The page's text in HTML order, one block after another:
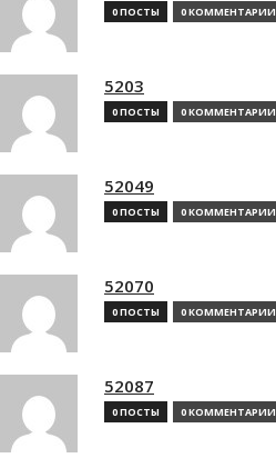
0 ПОСТЫ 0 КОММЕНТАРИИ
5203
0 ПОСТЫ 0 КОММЕНТАРИИ
52049
0 ПОСТЫ 0 КОММЕНТАРИИ
52070
0 ПОСТЫ 0 КОММЕНТАРИИ
52087
0 ПОСТЫ 0 КОММЕНТАРИИ